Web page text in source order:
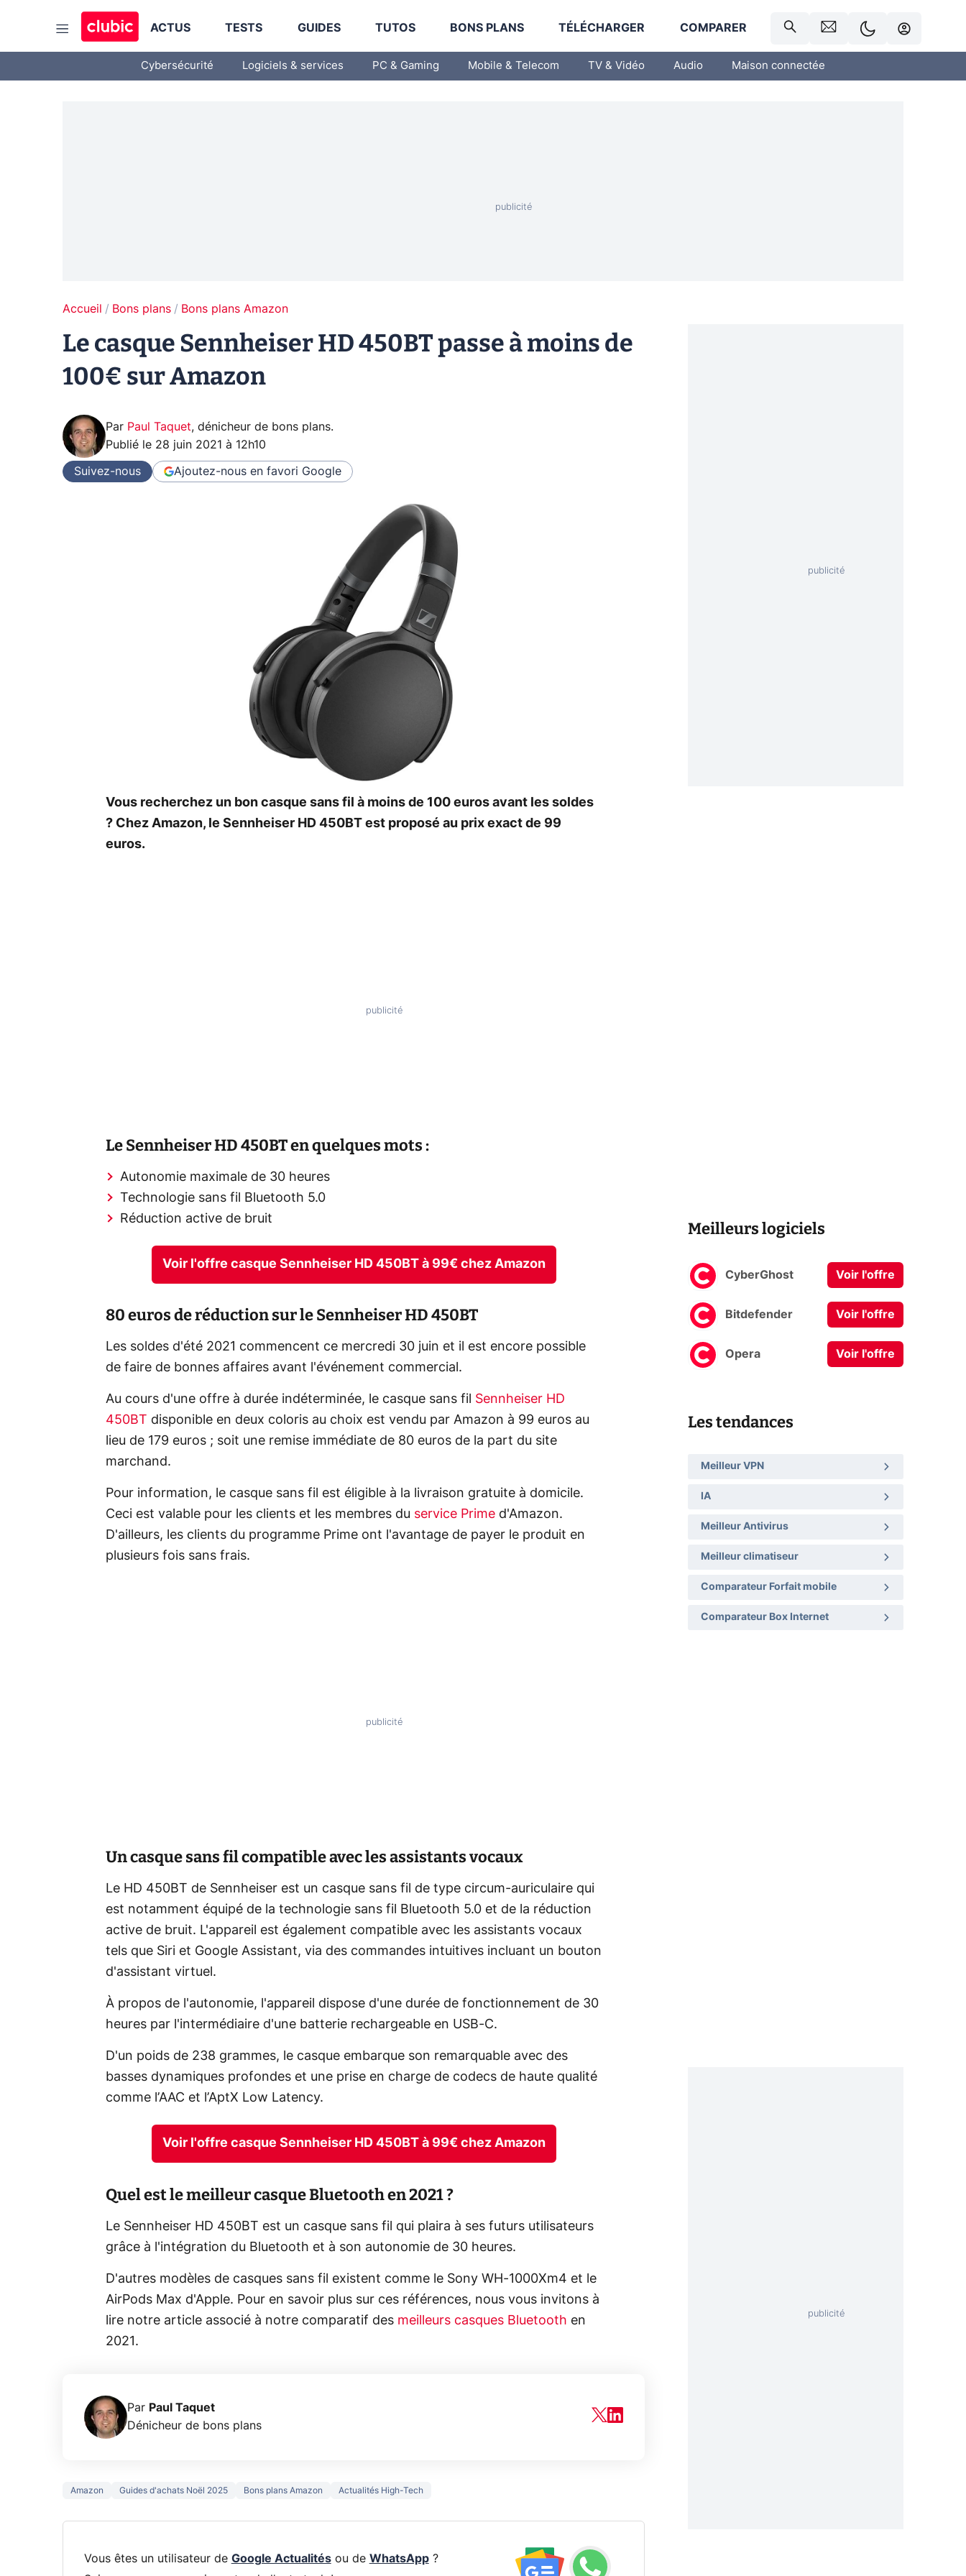
ACTUS TESTS GUIDES TUTOS BONS PLANS TÉLÉCHARGER COMPARER
Cybersécurité Logiciels & services PC & Gaming Mobile & Telecom TV & Vidéo Audio Maison connectée
Accueil Bons plans Bons plans Amazon
Le casque Sennheiser HD 450BT passe à moins de
100€ sur Amazon
Par Paul Taquet, dénicheur de bons plans.
Publié le 28 juin 2021 à 12h10
Suivez-nous Ajoutez-nous en favori Google
Vous recherchez un bon casque sans fil à moins de 100 euros avant les soldes
? Chez Amazon, le Sennheiser HD 450BT est proposé au prix exact de 99
euros.
Le Sennheiser HD 450BT en quelques mots :
Autonomie maximale de 30 heures
Technologie sans fil Bluetooth 5.0
Réduction active de bruit
Voir l'offre casque Sennheiser HD 450BT à 99€ chez Amazon
80 euros de réduction sur le Sennheiser HD 450BT
Les soldes d'été 2021 commencent ce mercredi 30 juin et il est encore possible
de faire de bonnes affaires avant l'événement commercial.
Au cours d'une offre à durée indéterminée, le casque sans fil Sennheiser HD
450BT
disponible en deux coloris au choix est vendu par Amazon à 99 euros au
lieu de 179 euros ; soit une remise immédiate de 80 euros de la part du site
marchand.
Pour information, le casque sans fil est éligible à la livraison gratuite à domicile.
Ceci est valable pour les clients et les membres du service Prime d'Amazon.
D'ailleurs, les clients du programme Prime ont l'avantage de payer le produit en
plusieurs fois sans frais.
Un casque sans fil compatible avec les assistants vocaux
Le HD 450BT de Sennheiser est un casque sans fil de type circum-auriculaire qui
est notamment équipé de la technologie sans fil Bluetooth 5.0 et de la réduction
active de bruit. L'appareil est également compatible avec les assistants vocaux
tels que Siri et Google Assistant, via des commandes intuitives incluant un bouton
d'assistant virtuel.
À propos de l'autonomie, l'appareil dispose d'une durée de fonctionnement de 30
heures par l'intermédiaire d'une batterie rechargeable en USB-C.
D'un poids de 238 grammes, le casque embarque son remarquable avec des
basses dynamiques profondes et une prise en charge de codecs de haute qualité
comme l’AAC et l’AptX Low Latency.
Voir l'offre casque Sennheiser HD 450BT à 99€ chez Amazon
Quel est le meilleur casque Bluetooth en 2021 ?
Le Sennheiser HD 450BT est un casque sans fil qui plaira à ses futurs utilisateurs
grâce à l'intégration du Bluetooth et à son autonomie de 30 heures.
D'autres modèles de casques sans fil existent comme le Sony WH-1000Xm4 et le
AirPods Max d'Apple. Pour en savoir plus sur ces références, nous vous invitons à
lire notre article associé à notre comparatif des meilleurs casques Bluetooth en
2021.
Par Paul Taquet
Dénicheur de bons plans
Amazon Guides d'achats Noël 2025 Bons plans Amazon Actualités High-Tech
Vous êtes un utilisateur de Google Actualitésou de WhatsApp?
Meilleurs logiciels
CyberGhost Voir l'offre
Bitdefender Voir l'offre
Opera Voir l'offre
Les tendances
Meilleur VPN
IA
Meilleur Antivirus
Meilleur climatiseur
Comparateur Forfait mobile
Comparateur Box Internet